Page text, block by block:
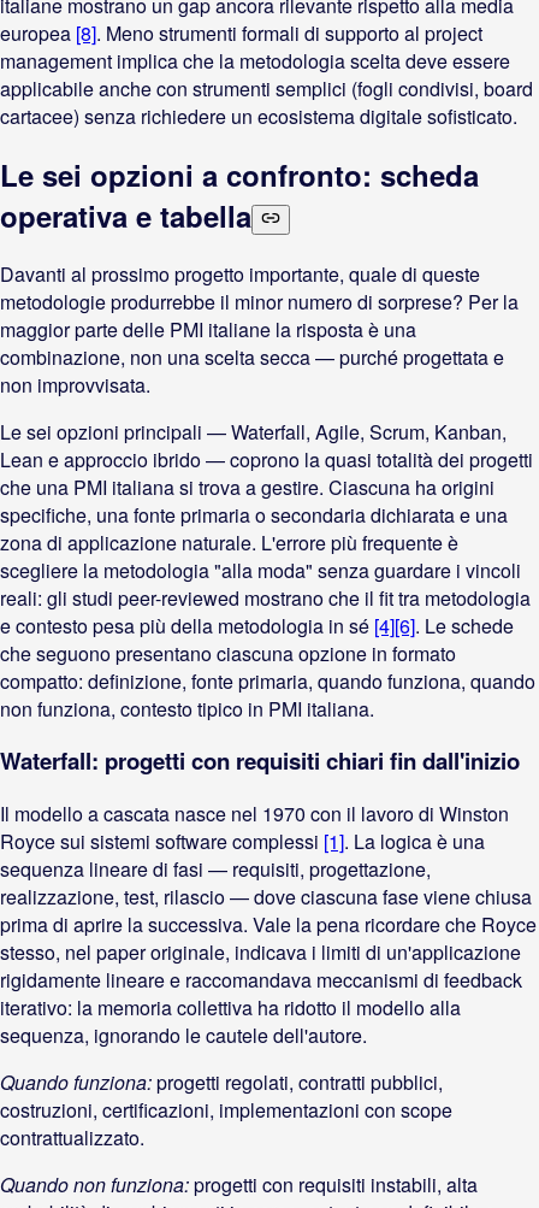
europea [8]. Meno strumenti formali di supporto al project
management implica che la metodologia scelta deve essere
applicabile anche con strumenti semplici (fogli condivisi, board
cartacee) senza richiedere un ecosistema digitale sofisticato.
Le sei opzioni a confronto: scheda
operativa e tabella
Davanti al prossimo progetto importante, quale di queste
metodologie produrrebbe il minor numero di sorprese? Per la
maggior parte delle PMI italiane la risposta è una
combinazione, non una scelta secca — purché progettata e
non improvvisata.
Le sei opzioni principali — Waterfall, Agile, Scrum, Kanban,
Lean e approccio ibrido — coprono la quasi totalità dei progetti
che una PMI italiana si trova a gestire. Ciascuna ha origini
specifiche, una fonte primaria o secondaria dichiarata e una
zona di applicazione naturale. L'errore più frequente è
scegliere la metodologia "alla moda" senza guardare i vincoli
reali: gli studi peer-reviewed mostrano che il fit tra metodologia
e contesto pesa più della metodologia in sé [4][6]. Le schede
che seguono presentano ciascuna opzione in formato
compatto: definizione, fonte primaria, quando funziona, quando
non funziona, contesto tipico in PMI italiana.
Waterfall: progetti con requisiti chiari fin dall'inizio
Il modello a cascata nasce nel 1970 con il lavoro di Winston
Royce sui sistemi software complessi [1]. La logica è una
sequenza lineare di fasi — requisiti, progettazione,
realizzazione, test, rilascio — dove ciascuna fase viene chiusa
prima di aprire la successiva. Vale la pena ricordare che Royce
stesso, nel paper originale, indicava i limiti di un'applicazione
rigidamente lineare e raccomandava meccanismi di feedback
iterativo: la memoria collettiva ha ridotto il modello alla
sequenza, ignorando le cautele dell'autore.
Quando funziona:progetti regolati, contratti pubblici,
costruzioni, certificazioni, implementazioni con scope
contrattualizzato.
Quando non funziona:progetti con requisiti instabili, alta